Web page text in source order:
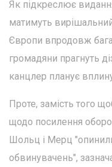
Як підкреслює
матимуть
Європи впродовж
громадяни прагнуть
канцлер планує
Проте, замість того
щодо посилення
Шольц і Мерц
обвинувачень",